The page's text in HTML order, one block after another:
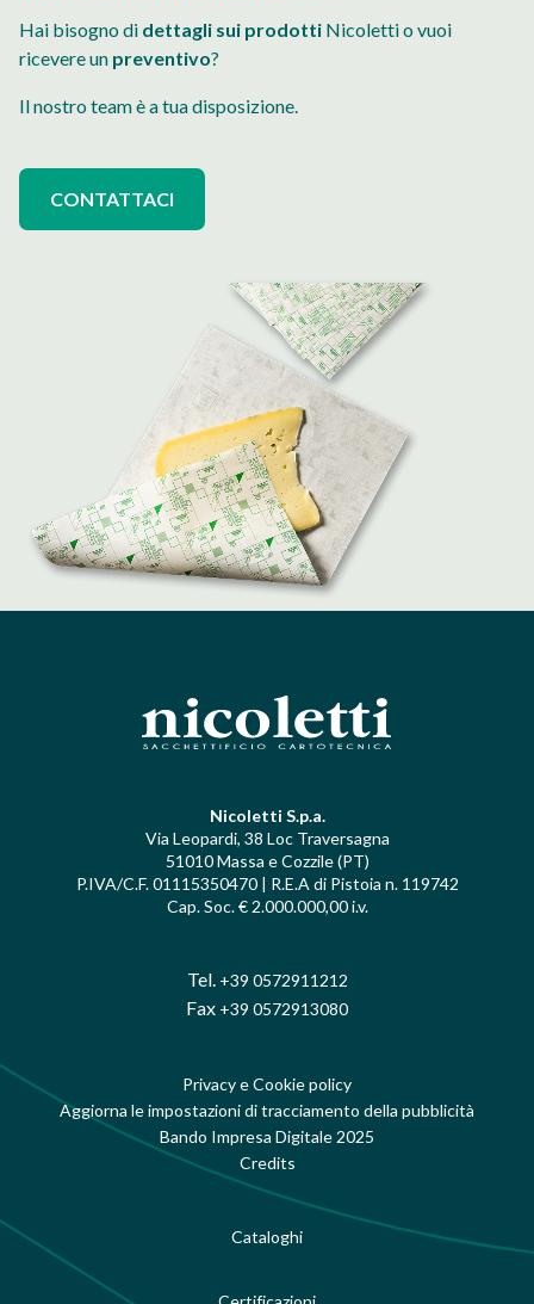
Hai bisogno di dettagli sui prodotti Nicoletti o vuoi
ricevere un preventivo?
Il nostro team è a tua disposizione.
CONTATTACI
Nicoletti S.p.a.
Via Leopardi, 38 Loc Traversagna
51010 Massa e Cozzile (PT)
P.IVA/C.F. 01115350470 | R.E.A di Pistoia n. 119742
Cap. Soc. € 2.000.000,00 i.v.
Tel. +39 0572911212
Fax +39 0572913080
Privacy e Cookie policy
Aggiorna le impostazioni di tracciamento della pubblicità
Bando Impresa Digitale 2025
Credits
Cataloghi